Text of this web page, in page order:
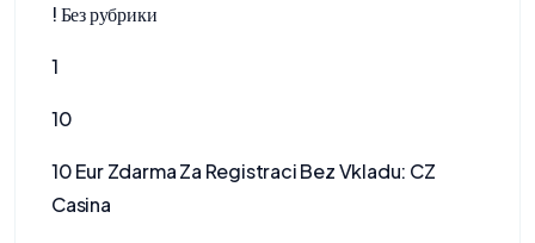
! Без рубрики
1
10
10 Eur Zdarma Za Registraci Bez Vkladu: CZ
Casina